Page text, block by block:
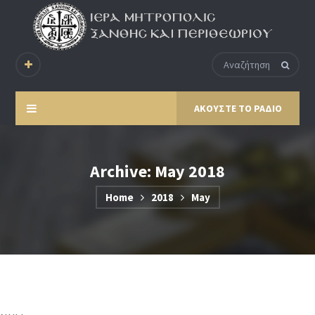
ΑΚΟΥΣΤΕ ΤΟ ΡΑΔΙΟ
Archive: May 2018
Home 2018 May